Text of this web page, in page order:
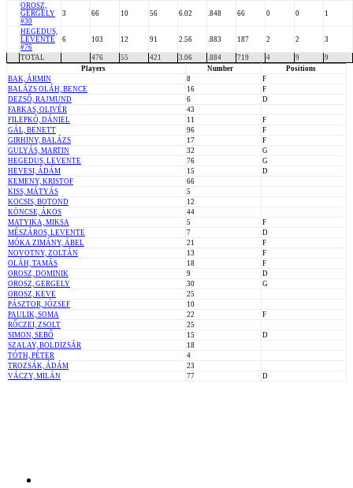
OROSZ,
GERGELY
#30
3 66 10 56 6.02 .848 66 0 0 1
HEGEDUS,
LEVENTE
#76
6 103 12 91 2.56 .883 187 2 2 3
TOTAL 476 55 421 3.06 .884 719 4 9
9
Players
Number
Positions
BAK, ÁRMIN
8
F
BALÁZS OLÁH, BENCE
16
F
DEZSŐ, RAJMUND
6
D
FARKAS, OLIVÉR
43
FILEPKÓ, DÁNIEL
11
F
GÁL, BENETT
96
F
GIRHINY, BALÁZS
17
F
GULYÁS, MARTIN
32
G
HEGEDUS, LEVENTE
76
G
HEVESI, ÁDÁM
15
D
KEMENY, KRISTOF
66
KISS, MÁTYÁS
5
KOCSIS, BOTOND
12
KÖNCSE, ÁKOS
44
MATYIKA, MIKSA
5
F
MÉSZÁROS, LEVENTE
7
D
MÓKA ZIMÁNY, ÁBEL
21
F
NOVOTNY, ZOLTÁN
13
F
OLÁH, TAMÁS
18
F
OROSZ, DOMINIK
9
D
OROSZ, GERGELY
30
G
OROSZ, KEVE
25
PÁSZTOR, JÓZSEF
10
PAULIK, SOMA
22
F
RŐCZEI, ZSOLT
25
SIMON, SEBŐ
15
D
SZALAY, BOLDIZSÁR
18
TÓTH, PÉTER
4
TROZSÁK, ÁDÁM
23
VÁCZY, MILÁN
77 D